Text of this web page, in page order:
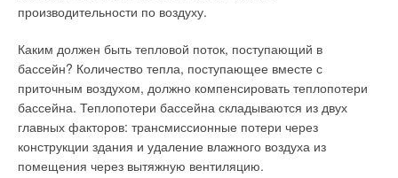
производительности по воздуху.
Каким должен быть тепловой поток, поступающий в
бассейн? Количество тепла, поступающее вместе с
приточным воздухом, должно компенсировать теплопотери
бассейна. Теплопотери бассейна складываются из двух
главных факторов: трансмиссионные потери через
конструкции здания и удаление влажного воздуха из
помещения через вытяжную вентиляцию.
Все бы хорошо, но оптимальная температура после ТН около 60 град.,
что маловато для наших тепловых сетей.
Комментарий полезен?
4из6 пользователей считают этот комментарий полезным